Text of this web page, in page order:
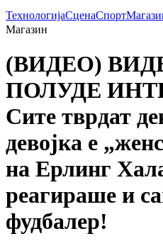
ТехнологијаСценаСпорт
Магазин
(ВИДЕО)
ПОЛУДЕ
Сите тврдат
девојка е
на Ерлинг
реагираше и
фудбалер!